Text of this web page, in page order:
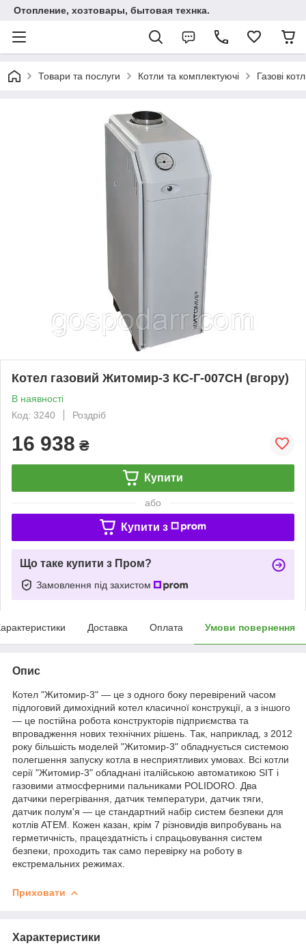
Отопление, хозтовары, бытовая технка.
Товари та послуги Котли та комплектуючі Газові
Котел газовий Житомир-3 КС-Г-007СН (вгору)
В наявності
Код: 3240
Роздріб
16 938 ₴
Купити
або
Купити з
Що таке купити з Пром?
Замовлення під захистом
Доставка Оплата Умови повернення
Опис
Котел "Житомир-3" — це з одного боку перевірений часом
підлоговий димохідний котел класичної конструкції, а з іншого
— це постійна робота конструкторів підприємства та
впровадження нових технічних рішень. Так, наприклад, з 2012
року більшість моделей "Житомир-3" обладнується системою
полегшення запуску котла в несприятливих умовах. Всі котли
серії "Житомир-3" обладнані італійською автоматикою SIT і
газовими атмосферними пальниками POLIDORO. Два
датчики перегрівання, датчик температури, датчик тяги,
датчик полум'я — це стандартний набір систем безпеки для
котлів АТЕМ. Кожен казан, крім 7 різновидів випробувань на
герметичність, працездатність і спрацьовування систем
безпеки, проходить так само перевірку на роботу в
екстремальних режимах.
Приховати
Характеристики